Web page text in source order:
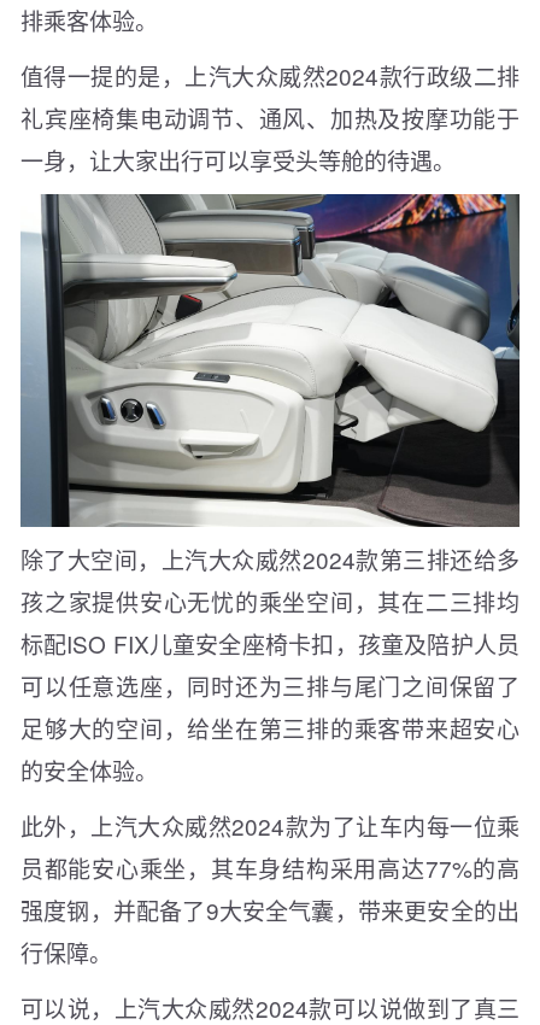
排乘客体验。
值得一提的是，上汽大众威然2024款行政级二排
礼宾座椅集电动调节、通风、加热及按摩功能于
一身，让大家出行可以享受头等舱的待遇。
除了大空间，上汽大众威然2024款第三排还给多
孩之家提供安心无忧的乘坐空间，其在二三排均
标配ISO FIX儿童安全座椅卡扣，孩童及陪护人员
可以任意选座，同时还为三排与尾门之间保留了
足够大的空间，给坐在第三排的乘客带来超安心
的安全体验。
此外，上汽大众威然2024款为了让车内每一位乘
员都能安心乘坐，其车身结构采用高达77%的高
强度钢，并配备了9大安全气囊，带来更安全的出
行保障。
可以说，上汽大众威然2024款可以说做到了真三